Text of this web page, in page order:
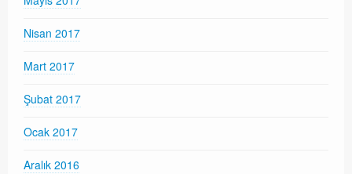
Nisan 2017
Mart 2017
Şubat 2017
Ocak 2017
Aralık 2016